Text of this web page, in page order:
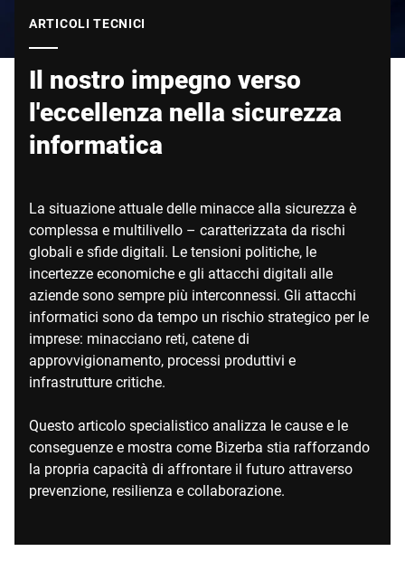
ARTICOLI TECNICI
Il nostro impegno verso
l'eccellenza nella sicurezza
informatica
La situazione attuale delle minacce alla sicurezza è
complessa e multilivello – caratterizzata da rischi
globali e sfide digitali. Le tensioni politiche, le
incertezze economiche e gli attacchi digitali alle
aziende sono sempre più interconnessi. Gli attacchi
informatici sono da tempo un rischio strategico per le
imprese: minacciano reti, catene di
approvvigionamento, processi produttivi e
infrastrutture critiche.
Questo articolo specialistico analizza le cause e le
conseguenze e mostra come Bizerba stia rafforzando
la propria capacità di affrontare il futuro attraverso
prevenzione, resilienza e collaborazione.